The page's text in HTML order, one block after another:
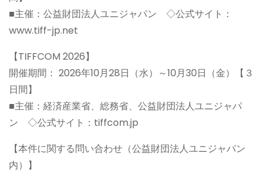
■主催：公益財団法人ユニジャパン ◇公式サイト：
www.tiff-jp.net
【TIFFCOM 2026】
開催期間： 2026年10月28日（水）～10月30日（金）【３
日間】
■主催：経済産業省、総務省、公益財団法人ユニジャパ
ン ◇公式サイト：tiffcom.jp
【本件に関する問い合わせ（公益財団法人ユニジャパン
内）】